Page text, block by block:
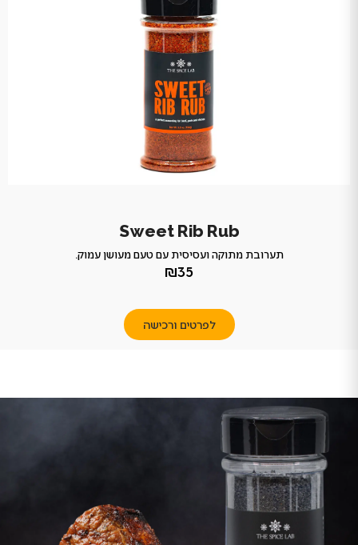
Sweet Rib Rub
תערובת מתוקה ועסיסית עם טעם מעושן עמוק.
₪35
לפרטים ורכישה